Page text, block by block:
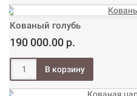
Кованый голубь
190 000.00 р.